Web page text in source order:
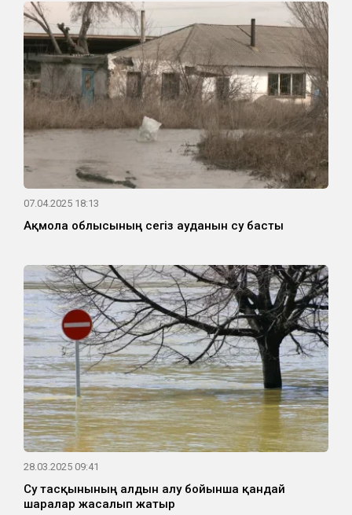
07.04.2025 18:13
Ақмола облысының сегіз ауданын су басты
28.03.2025 09:41
Су тасқынының алдын алу бойынша қандай
шаралар жасалып жатыр